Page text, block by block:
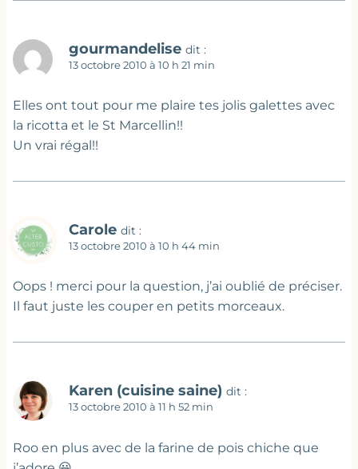
gourmandelise dit :
13 octobre 2010 à 10 h 21 min
Elles ont tout pour me plaire tes jolis galettes avec
la ricotta et le St Marcellin!!
Un vrai régal!!
Carole dit :
13 octobre 2010 à 10 h 44 min
Oops ! merci pour la question, j’ai oublié de préciser.
Il faut juste les couper en petits morceaux.
Karen (cuisine saine) dit :
13 octobre 2010 à 11 h 52 min
Roo en plus avec de la farine de pois chiche que